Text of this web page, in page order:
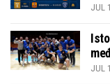
JUL
JUL